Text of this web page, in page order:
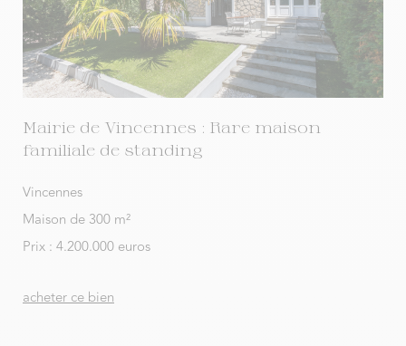
Mairie de Vincennes : Rare maison
familiale de standing
Vincennes
Maison de 300 m²
Prix : 4.200.000 euros
acheter ce bien